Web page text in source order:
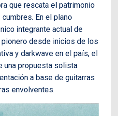
que rescata el patrimonio
En el plano
integrante actual de
pionero desde inicios de los
y darkwave en el país, el
una propuesta solista
a base de guitarras
envolventes.